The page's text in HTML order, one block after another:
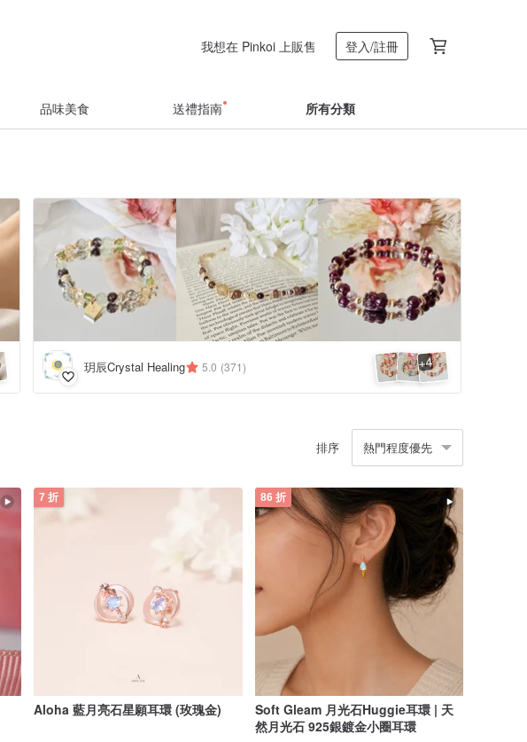
我想在 Pinkoi 上販售 登入/註冊
品味美食 送禮指南 所有分類
玥辰Crystal Healing 5.0 (371) +4
排序 熱門程度優先
7 折
Aloha 藍月亮石星願耳環 (玫瑰金)
86 折
Soft Gleam 月光石Huggie耳環 | 天
然月光石 925銀鍍金小圈耳環